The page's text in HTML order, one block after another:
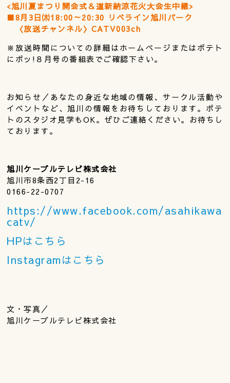
<旭川夏まつり開会式＆道新納涼花火大会生中継>
■8月3日㈭18:00～20:30 リベライン旭川パーク
〈放送チャンネル〉CATV003ch
※放送時間についての詳細はホームページまたはポテト
にポッ!８月号の番組表でご確認下さい。
お知らせ／あなたの身近な地域の情報、サークル活動や
イベントなど、旭川の情報をお待ちしております。ポテ
トのスタジオ見学もOK。ぜひご連絡ください。お待ちし
ております。
旭川ケーブルテレビ株式会社
旭川市8条西2丁目2-16
0166-22-0707
https://www.facebook.com/asahikawa
catv/
HPはこちら
Instagramはこちら
文・写真／
旭川ケーブルテレビ株式会社